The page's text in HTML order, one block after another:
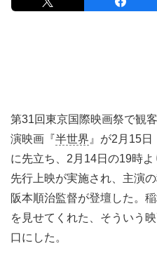
第31回東京国際映画祭で観
演映画『半世界 』が2月15
に先立ち、2月14日の19時
先行上映が実施され、主演
阪本順治監督が登壇した。
を見せてくれた、そういう
口にした。